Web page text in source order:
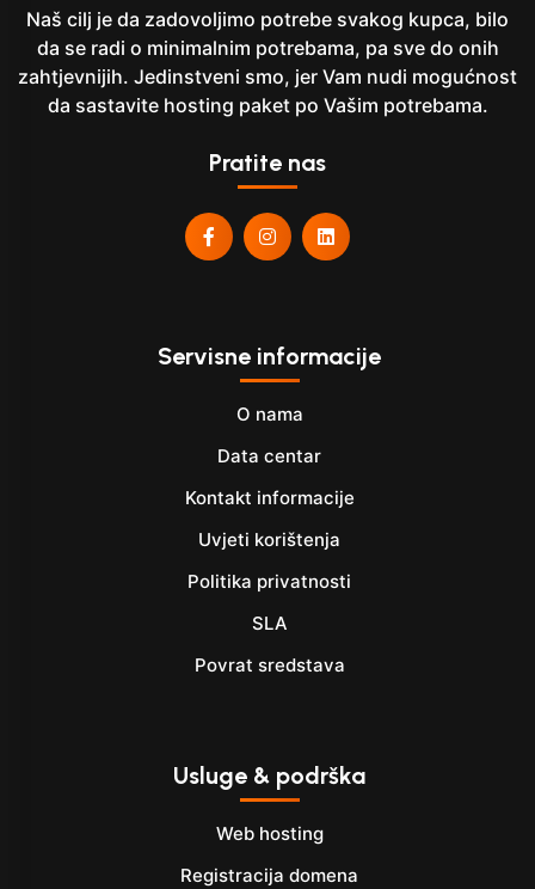
Naš cilj je da zadovoljimo potrebe svakog kupca, bilo
da se radi o minimalnim potrebama, pa sve do onih
zahtjevnijih. Jedinstveni smo, jer Vam nudi mogućnost
da sastavite hosting paket po Vašim potrebama.
Pratite nas
Servisne informacije
O nama
Data centar
Kontakt informacije
Uvjeti korištenja
Politika privatnosti
SLA
Povrat sredstava
Usluge & podrška
Web hosting
Registracija domena